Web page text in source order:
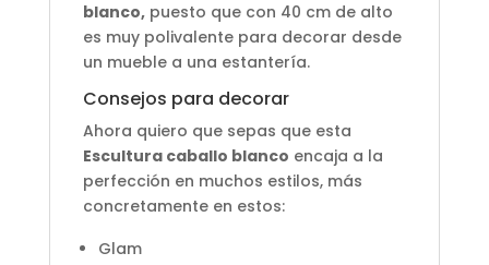
blanco,puesto que con 40 cm de alto
es muy polivalente para decorar desde
un mueble a una estantería.
Consejos para decorar
Ahora quiero que sepas que esta
Escultura caballo blanco encaja a la
perfección en muchos estilos, más
concretamente en estos:
Glam